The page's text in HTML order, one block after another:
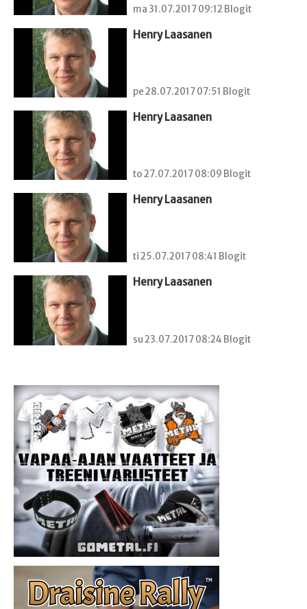
ma 31.07.2017 09:12 Blogit
Henry Laasanen
pe 28.07.2017 07:51 Blogit
Henry Laasanen
to 27.07.2017 08:09 Blogit
Henry Laasanen
ti 25.07.2017 08:41 Blogit
Henry Laasanen
su 23.07.2017 08:24 Blogit